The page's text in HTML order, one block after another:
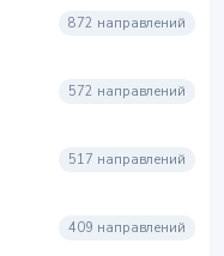
872 направлений
572 направлений
517 направлений
409 направлений